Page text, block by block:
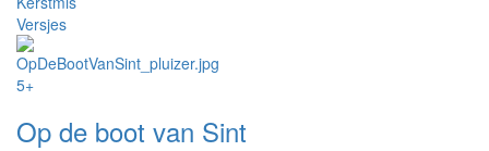
Versjes
5+
Op de boot van Sint